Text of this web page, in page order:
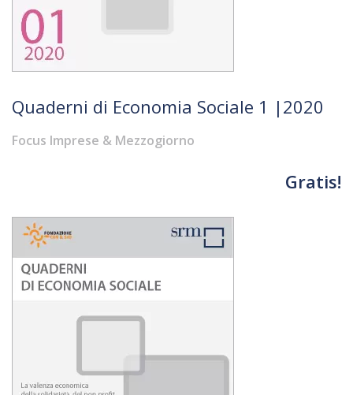
Quaderni di Economia Sociale 1 |2020
Focus Imprese & Mezzogiorno
Gratis!